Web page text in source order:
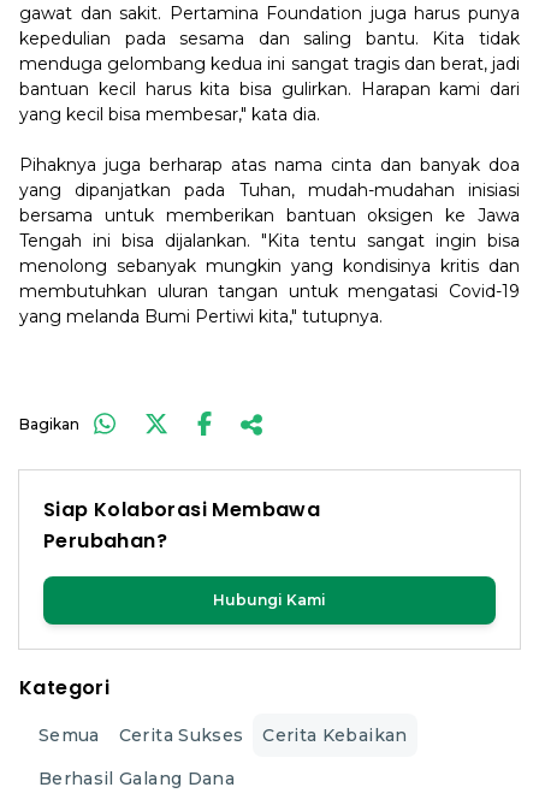
Bagikan
gawat dan sakit. Pertamina Foundation juga harus punya
kepedulian pada sesama dan saling bantu. Kita tidak
menduga gelombang kedua ini sangat tragis dan berat, jadi
bantuan kecil harus kita bisa gulirkan. Harapan kami dari
yang kecil bisa membesar," kata dia.
Pihaknya juga berharap atas nama cinta dan banyak doa
yang dipanjatkan pada Tuhan, mudah-mudahan inisiasi
bersama untuk memberikan bantuan oksigen ke Jawa
Tengah ini bisa dijalankan. "Kita tentu sangat ingin bisa
menolong sebanyak mungkin yang kondisinya kritis dan
membutuhkan uluran tangan untuk mengatasi Covid-19
yang melanda Bumi Pertiwi kita," tutupnya.
Siap Kolaborasi Membawa
Perubahan?
Hubungi Kami
Kategori
Semua Cerita Sukses
Cerita Kebaikan
Berhasil Galang Dana